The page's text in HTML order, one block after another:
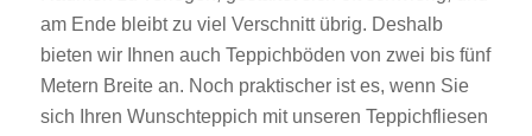
am Ende bleibt zu viel Verschnitt übrig. Deshalb
bieten wir Ihnen auch Teppichböden von zwei bis fünf
Metern Breite an. Noch praktischer ist es, wenn Sie
sich Ihren Wunschteppich mit unseren Teppichfliesen